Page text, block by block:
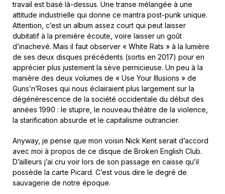
travail est basé là-dessus. Une transe mélangée à une
attitude industrielle qui donne ce mantra post-punk unique.
Attention, c’est un album assez court qui peut laisser
dubitatif à la première écoute, voire laisser un goût
d’inachevé. Mais il faut observer « White Rats » à la lumière
de ses deux disques précédents (sortis en 2017) pour en
apprécier plus justement la sève pernicieuse. Un peu à la
manière des deux volumes de « Use Your Illusions » de
Guns’n’Roses qui nous éclairaient plus largement sur la
dégénérescence de la société occidentale du début des
années 1990 : le stupre, le nouveau théâtre de la violence,
la starification absurde et le capitalisme outrancier.
Anyway, je pense que mon voisin Nick Kent serait d’accord
avec moi à propos de ce disque de Broken English Club.
D’ailleurs j’ai cru voir lors de son passage en caisse qu’il
possède la carte Picard. C’est vous dire le degré de
sauvagerie de notre époque.